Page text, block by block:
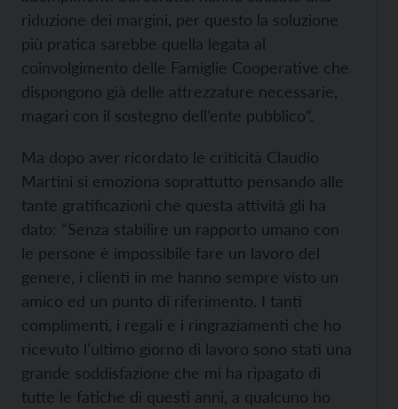
riduzione dei margini, per questo la soluzione
più pratica sarebbe quella legata al
coinvolgimento delle Famiglie Cooperative che
dispongono già delle attrezzature necessarie,
magari con il sostegno dell’ente pubblico”.
Ma dopo aver ricordato le criticità Claudio
Martini si emoziona soprattutto pensando alle
tante gratificazioni che questa attività gli ha
dato: “Senza stabilire un rapporto umano con
le persone è impossibile fare un lavoro del
genere, i clienti in me hanno sempre visto un
amico ed un punto di riferimento. I tanti
complimenti, i regali e i ringraziamenti che ho
ricevuto l’ultimo giorno di lavoro sono stati una
grande soddisfazione che mi ha ripagato di
tutte le fatiche di questi anni, a qualcuno ho